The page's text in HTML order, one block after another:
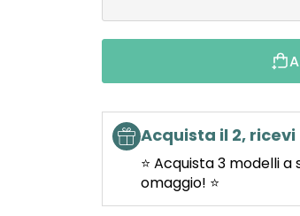
Acquista il 2, ricevi
⭐ Acquista 3 modelli
omaggio! ⭐